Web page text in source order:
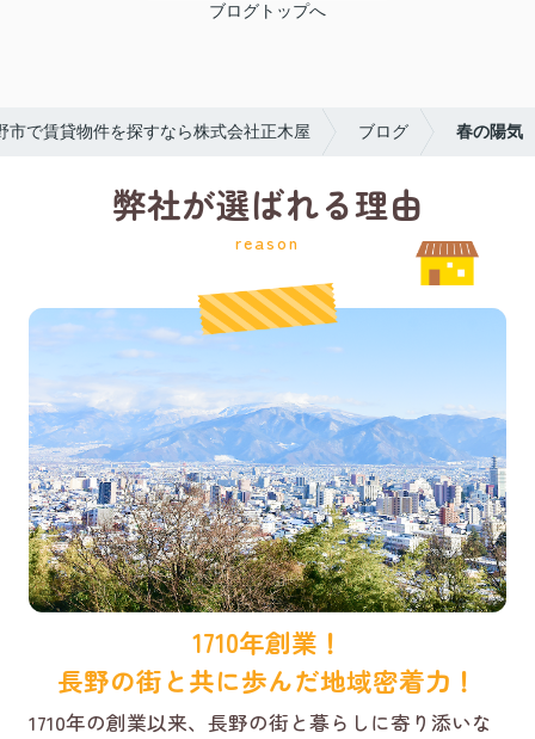
ブログトップへ
市で賃貸物件を探すなら株式会社正木屋 ブログ 春の陽気
弊社が選ばれる理由
reason
1710年創業！
長野の街と共に歩んだ地域密着力！
1710年の創業以来、長野の街と暮らしに寄り添いな